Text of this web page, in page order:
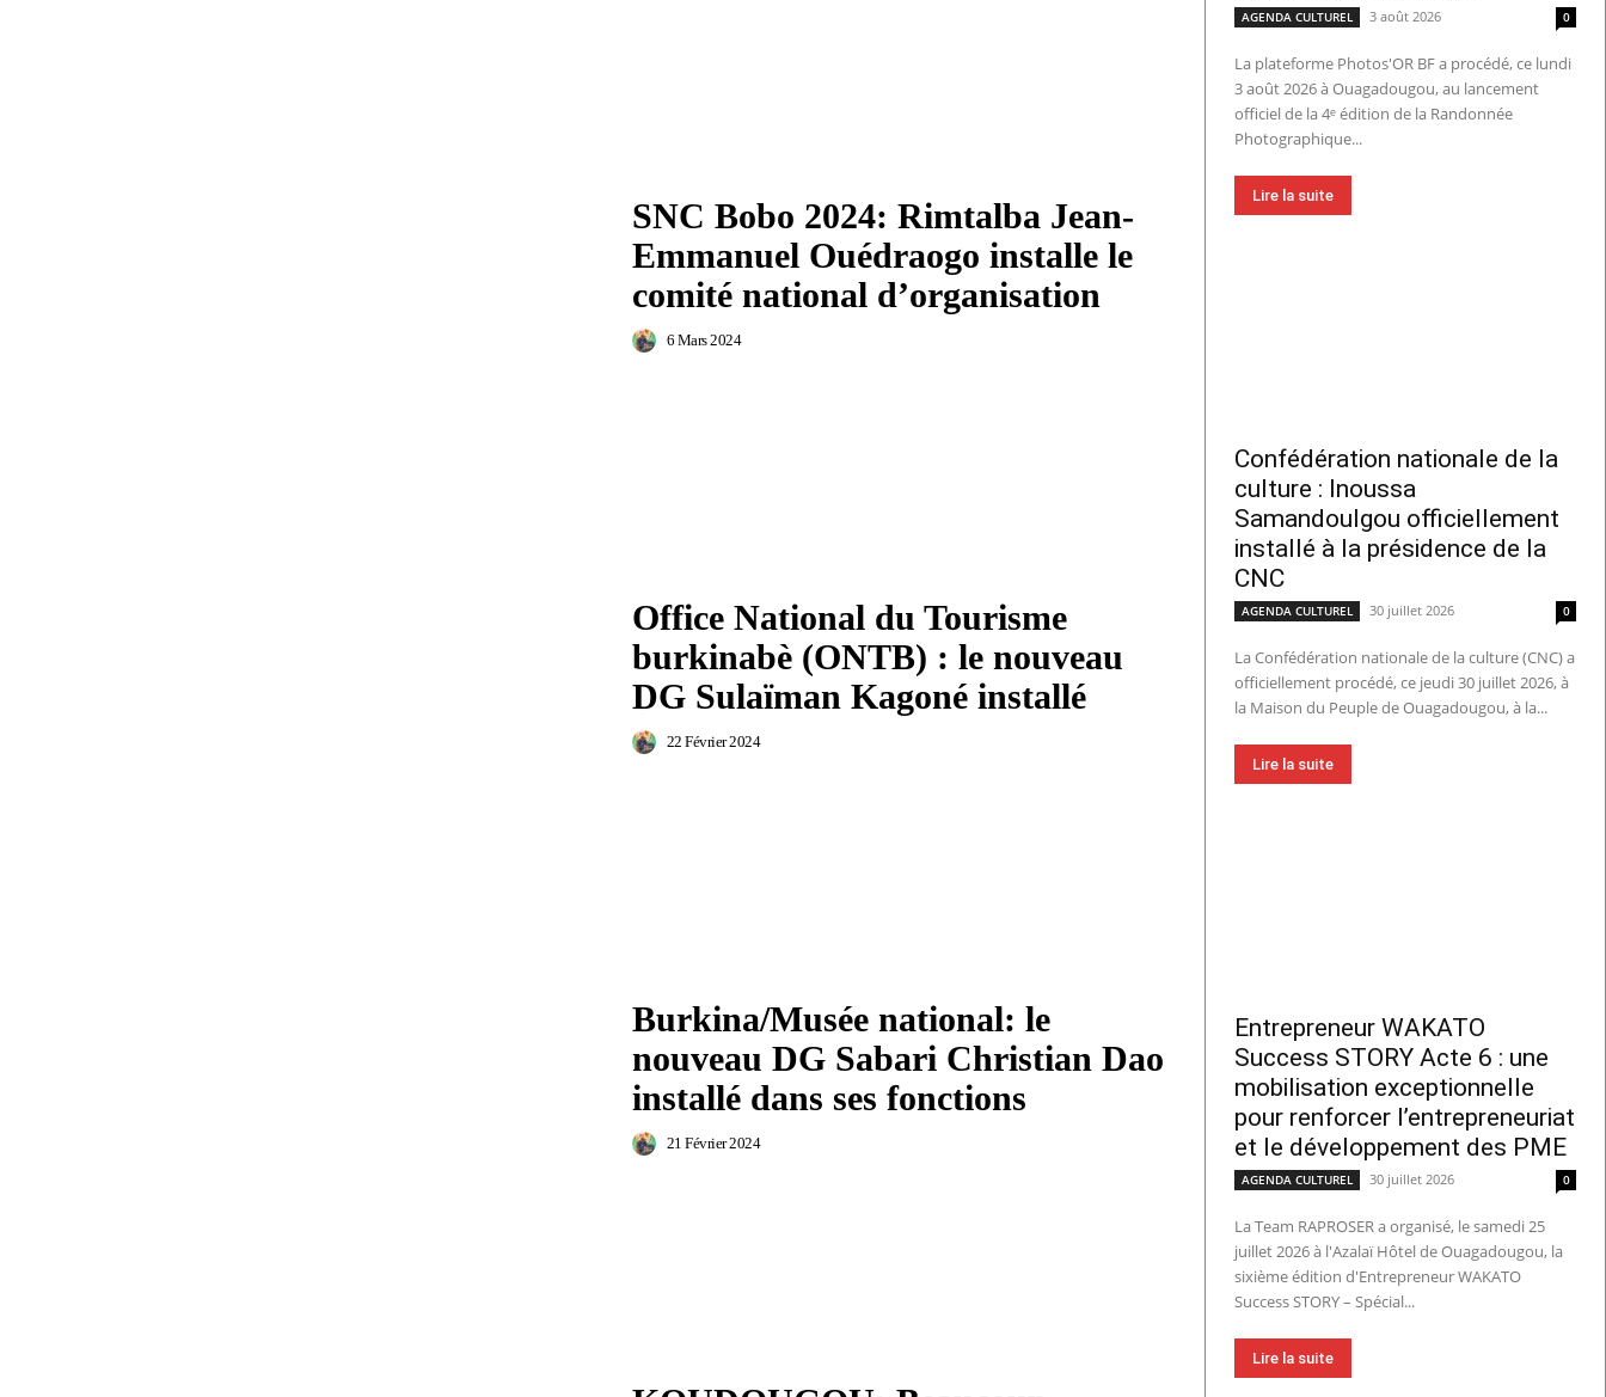
SNC Bobo 2024: Rimtalba Jean-
Emmanuel Ouédraogo installe le
comité national d’organisation
6 Mars 2024
Office National du Tourisme
burkinabè (ONTB) : le nouveau
DG Sulaïman Kagoné installé
22 Février 2024
Burkina/Musée national: le
nouveau DG Sabari Christian Dao
installé dans ses fonctions
21 Février 2024
AGENDA CULTUREL 3 août 2026 0
La plateforme Photos'OR BF a procédé, ce lundi
3 août 2026 à Ouagadougou, au lancement
officiel de la 4ᵉ édition de la Randonnée
Photographique...
Lire la suite
Confédération nationale de la
culture : Inoussa
Samandoulgou officiellement
installé à la présidence de la
CNC
AGENDA CULTUREL 30 juillet 2026 0
La Confédération nationale de la culture (CNC) a
officiellement procédé, ce jeudi 30 juillet 2026, à
la Maison du Peuple de Ouagadougou, à la...
Lire la suite
Entrepreneur WAKATO
Success STORY Acte 6 : une
mobilisation exceptionnelle
pour renforcer l’entrepreneuriat
et le développement des PME
AGENDA CULTUREL 30 juillet 2026 0
La Team RAPROSER a organisé, le samedi 25
juillet 2026 à l'Azalaï Hôtel de Ouagadougou, la
sixième édition d'Entrepreneur WAKATO
Success STORY – Spécial...
Lire la suite